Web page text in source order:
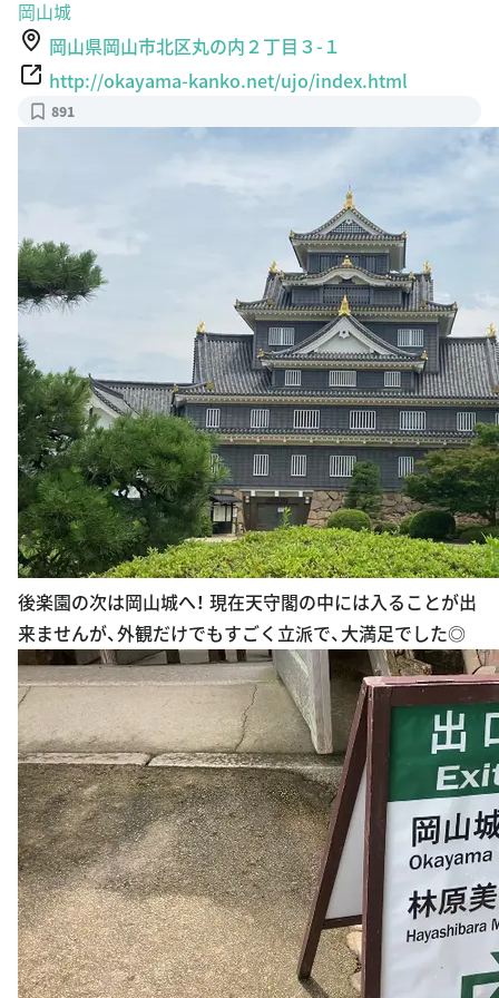
岡山城
岡山県岡山市北区丸の内２丁目３-１
http://okayama-kanko.net/ujo/index.html
891
後楽園の次は岡山城へ！ 現在天守閣の中には入ることが出
来ませんが、外観だけでもすごく立派で、大満足でした◎